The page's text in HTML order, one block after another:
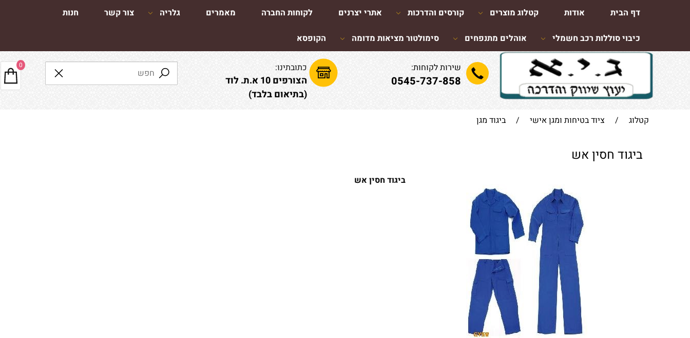
שירות לקוחות:
0545-737-858
כתובתינו:
הצורפים 10 א.ת. לוד
(בתיאום בלבד)
דף הבית אודות קטלוג מוצרים קורסים והדרכות אתרי יצרנים לקוחות החברה מאמרים גלריה צור קשר חנות
כיבוי סוללות רכב חשמלי אוהלים מתנפחים סימולטור מציאות מדומה הקופסא
קטלוג / ציוד בטיחות ומגן אישי / ביגוד מגן
ביגוד חסין אש
ביגוד חסין אש
0